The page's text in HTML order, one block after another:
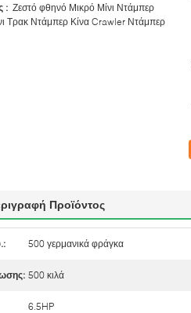
: Ζεστό φθηνό Μικρό Μίνι Ντάμπερ
Τρακ Ντάμπερ Κίνα Crawler Ντάμπερ
Προϊόντος
500 γερμανικά φράγκα
500 κιλά
6.5HP